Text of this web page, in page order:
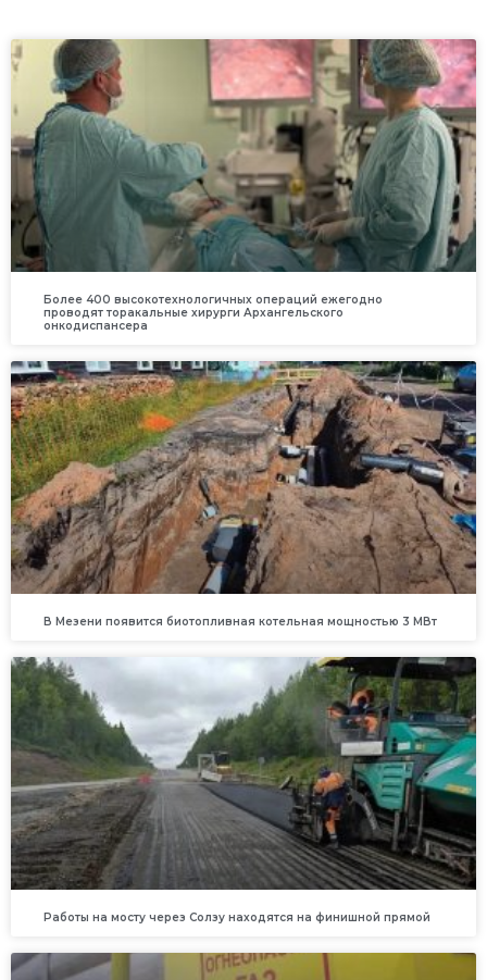
Более 400 высокотехнологичных операций ежегодно
проводят торакальные хирурги Архангельского
онкодиспансера
В Мезени появится биотопливная котельная мощностью 3 МВт
Работы на мосту через Солзу находятся на финишной прямой